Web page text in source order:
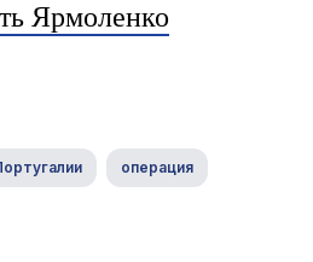
Ярмоленко
операция